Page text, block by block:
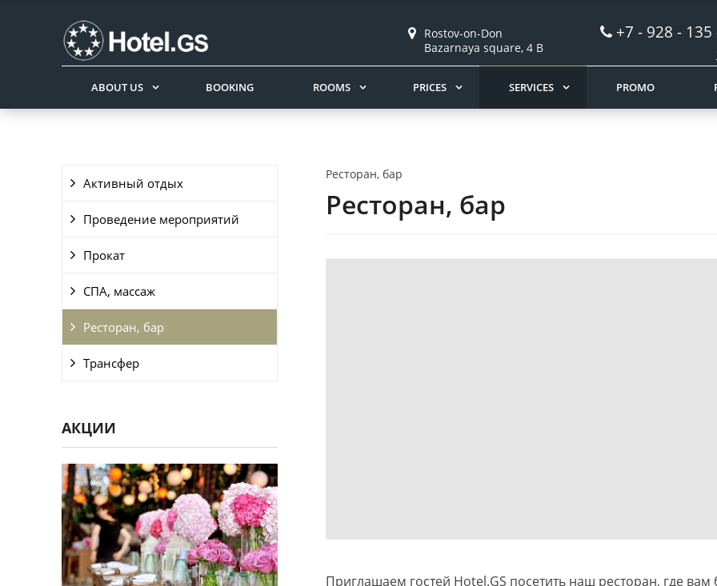
Rostov-on-Don
Bazarnaya square, 4 B
+7 - 928 - 135
ABOUT US BOOKING ROOMS PRICES SERVICES PROMO
Активный отдых
Проведение мероприятий
Прокат
СПА, массаж
Ресторан, бар
Трансфер
АКЦИИ
Ресторан, бар
Ресторан, бар
Приглашаем гостей Hotel.GS посетить наш ресторан, где